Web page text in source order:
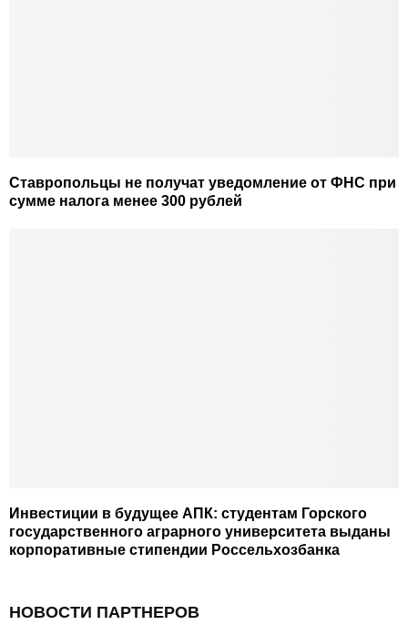
Ставропольцы не получат уведомление от ФНС при
сумме налога менее 300 рублей
Инвестиции в будущее АПК: студентам Горского
государственного аграрного университета выданы
корпоративные стипендии Россельхозбанка
НОВОСТИ ПАРТНЕРОВ